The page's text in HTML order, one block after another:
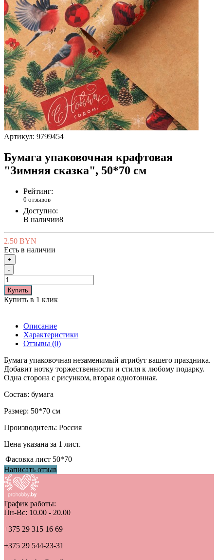
Артикул: 9799454
Бумага упаковочная крафтовая
"Зимняя сказка", 50*70 см
Рейтинг:
0 отзывов
Доступно:
В наличии8
2.50 BYN
Есть в наличии
+
-
Купить
Купить в 1 клик
Описание
Характеристики
Отзывы (0)
Бумага упаковочная незаменимый атрибут вашего праздника.
Добавит нотку торжественности и стиля к любому подарку.
Одна сторона с рисунком, вторая однотонная.
Состав: бумага
Размер: 50*70 см
Производитель: Россия
Цена указана за 1 лист.
Фасовка лист 50*70
Написать отзыв
График работы:
Пн-Вс: 10.00 - 20.00
+375 29 315 16 69
+375 29 544-23-31